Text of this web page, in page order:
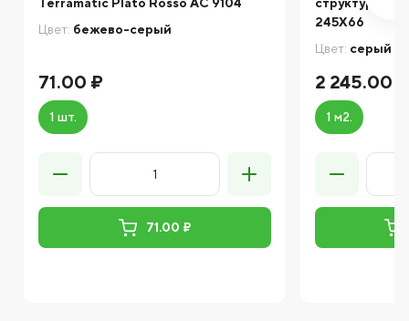
Terramatic Plato Rosso AC 9104
Цвет: бежево-серый
71.00 ₽
1 шт.
71.00 ₽
структурная
245X66
Цвет: серый
2 245.00 ₽
1 м2.